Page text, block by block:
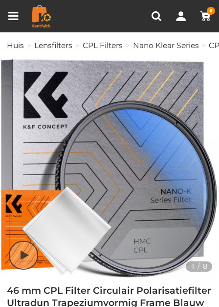
0
RECENT BEKEKEN
Huis Lensfilters CPL Filters Nano Klear Series
1 / 8
46 mm CPL Filter Circulair Polarisatiefilter
Ultradun Trapeziumvormig Frame Blauw